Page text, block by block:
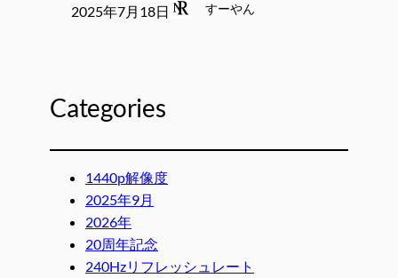
2025年7月18日 すーやん
Categories
1440p解像度
2025年9月
2026年
20周年記念
240Hzリフレッシュレート